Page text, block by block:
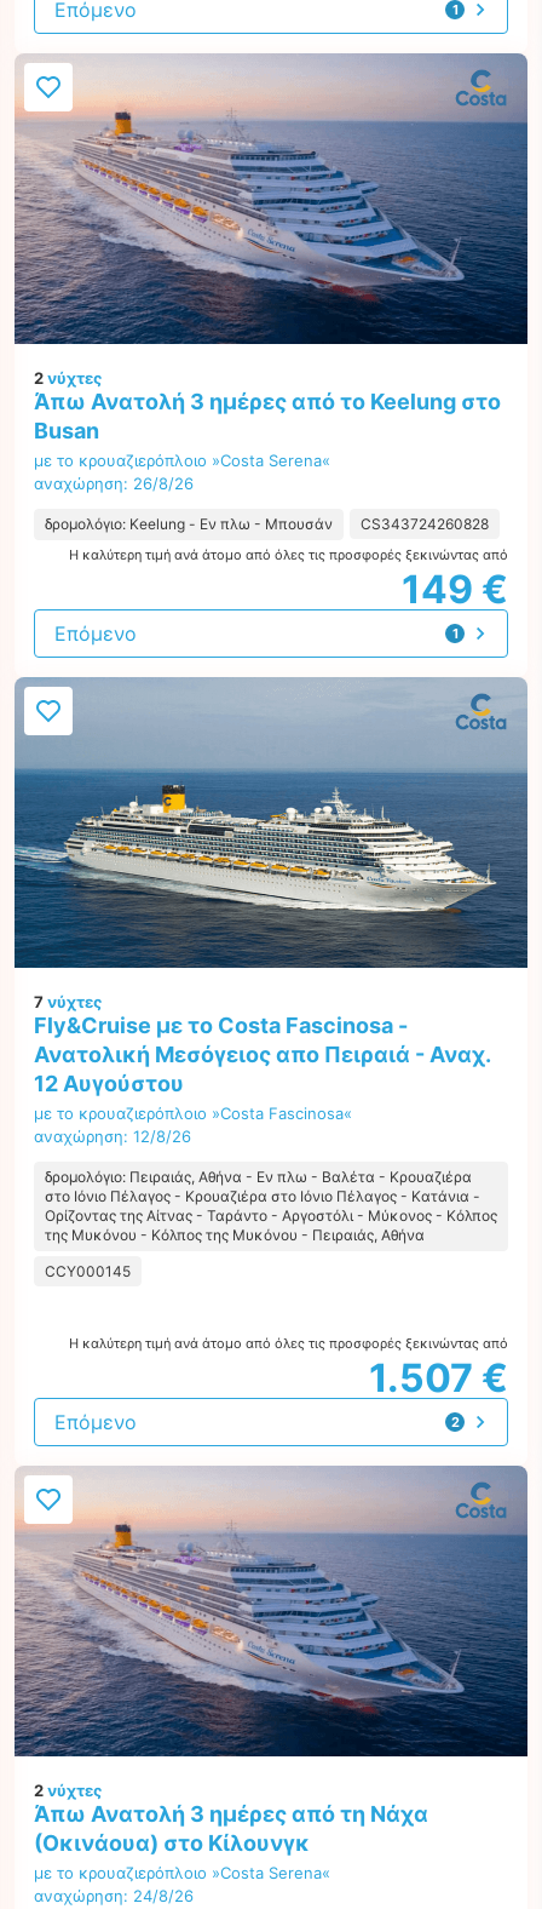
1
προσφορά
Επόμενο
2νύχτες
Άπω Ανατολή 3 ημέρες από το Keelung στο
Busan
με το κρουαζιερόπλοιο »Costa Serena«
αναχώρηση: 26/8/26
δρομολόγιο: Keelung - Εν πλω - Μπουσάν CS343724260828
Η καλύτερη τιμή ανά άτομο από όλες τις προσφορές ξεκινώντας από
149 €
1
προσφορά
Επόμενο
7νύχτες
Fly&Cruise με το Costa Fascinosa -
Ανατολική Μεσόγειος απο Πειραιά - Αναχ.
12 Αυγούστου
με το κρουαζιερόπλοιο »Costa Fascinosa«
αναχώρηση: 12/8/26
δρομολόγιο: Πειραιάς, Αθήνα - Εν πλω - Βαλέτα - Κρουαζιέρα
στο Ιόνιο Πέλαγος - Κρουαζιέρα στο Ιόνιο Πέλαγος - Κατάνια -
Ορίζοντας της Αίτνας - Ταράντο - Αργοστόλι - Μύκονος - Κόλπος
της Μυκόνου - Κόλπος της Μυκόνου - Πειραιάς, Αθήνα
CCY000145
Η καλύτερη τιμή ανά άτομο από όλες τις προσφορές ξεκινώντας από
1.507 €
2
προτάσεις
Επόμενο
2νύχτες
Άπω Ανατολή 3 ημέρες από τη Νάχα
(Οκινάουα) στο Κίλουνγκ
με το κρουαζιερόπλοιο »Costa Serena«
αναχώρηση: 24/8/26